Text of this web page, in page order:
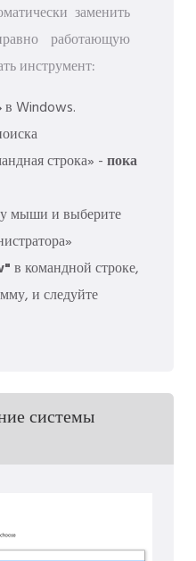
заменить
работающую
инструмент:
в Windows.
строка» -пока
мыши и выберите
в командной строке,
и следуйте
системы